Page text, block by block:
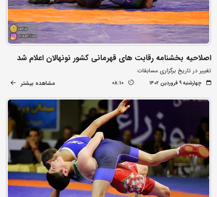
اصلاحیه بخشنامه رقابت های قهرمانی کشور نونهالان اعلام شد
تغییر در تاریخ برگزاری مسابقات
چهارشنبه ۹ فروردین ۱۴۰۲ 08:10 مشاهده بیشتر